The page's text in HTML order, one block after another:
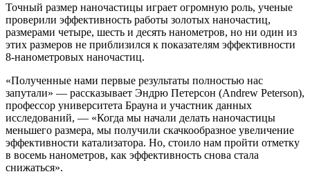
Точный размер наночастицы играет огромную роль, ученые
проверили эффективность работы золотых наночастиц,
размерами четыре, шесть и десять нанометров, но ни один из
этих размеров не приблизился к показателям эффективности
8-нанометровых наночастиц.
«Полученные нами первые результаты полностью нас
запутали» — рассказывает Эндрю Петерсон (Andrew Peterson),
профессор университета Брауна и участник данных
исследований, — «Когда мы начали делать наночастицы
меньшего размера, мы получили скачкообразное увеличение
эффективности катализатора. Но, стоило нам пройти отметку
в восемь нанометров, как эффективность снова стала
снижаться».